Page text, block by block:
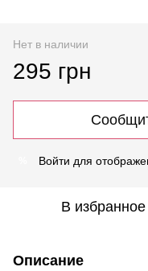
Нет в наличии
295 грн
Войти для
В избранное
Описание